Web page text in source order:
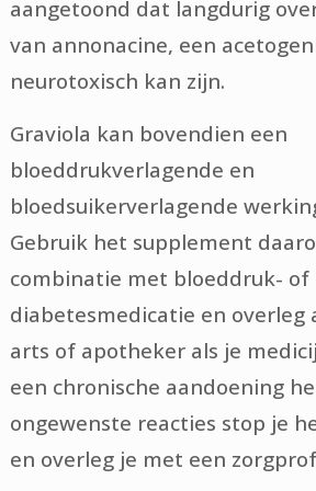
aangetoond dat langdurig
van annonacine, een
neurotoxisch kan zijn.
Graviola kan bovendien een
bloeddrukverlagende en
bloedsuikerverlagende
Gebruik het supplement
combinatie met bloeddruk- of
diabetesmedicatie en overleg
arts of apotheker als je
een chronische aandoening
ongewenste reacties stop je
en overleg je met een